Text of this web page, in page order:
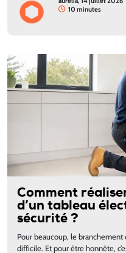
10 minutes
Comment
d’un tableau
sécurité ?
Pour beaucoup, le branchement
difficile. Et pour être honnête,